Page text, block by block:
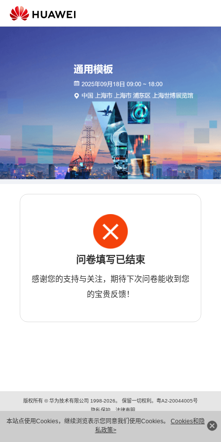
本站点使用Cookies，继续浏览表示您同意我们使用Cookies。 Cookies和隐
私政策>
问卷填写已结束
感谢您的支持与关注，期待下次问卷能收到您
的宝贵反馈！
版权所有 © 华为技术有限公司 1998-2026。 保留一切权利。粤A2-20044005号
隐私保护
法律声明